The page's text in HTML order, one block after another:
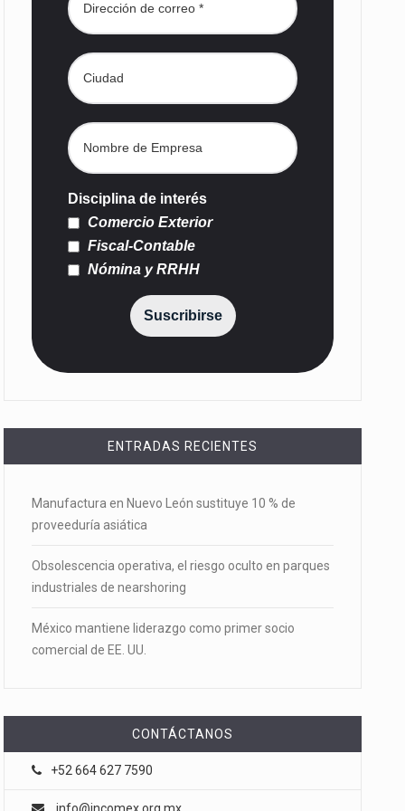
Disciplina de interés
Comercio Exterior
Fiscal-Contable
Nómina y RRHH
Suscribirse
ENTRADAS RECIENTES
Manufactura en Nuevo León sustituye 10 % de
proveeduría asiática
Obsolescencia operativa, el riesgo oculto en parques
industriales de nearshoring
México mantiene liderazgo como primer socio
comercial de EE. UU.
CONTÁCTANOS
+52 664 627 7590
info@incomex.org.mx